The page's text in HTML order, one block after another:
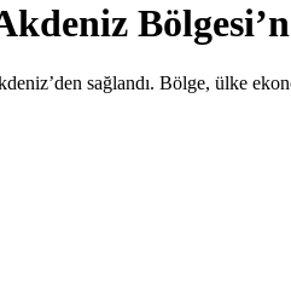
sağlandı. Bölge, ülke